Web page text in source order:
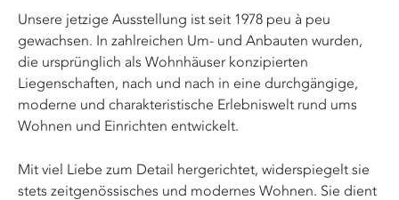
Unsere jetzige Ausstellung ist seit 1978 peu à peu
gewachsen. In zahlreichen Um- und Anbauten wurden,
die ursprünglich als Wohnhäuser konzipierten
Liegenschaften, nach und nach in eine durchgängige,
moderne und charakteristische Erlebniswelt rund ums
Wohnen und Einrichten entwickelt.
Mit viel Liebe zum Detail hergerichtet, widerspiegelt sie
stets zeitgenössisches und modernes Wohnen. Sie dient